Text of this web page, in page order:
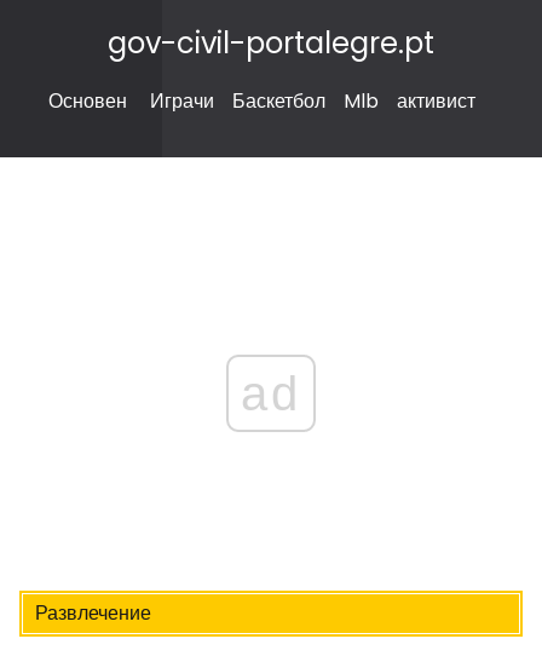
gov-civil-portalegre.pt
Основен Играчи Баскетбол Mlb активист
ad
Развлечение